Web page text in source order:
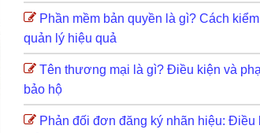
Phần mềm bản quyền là gì? Cách
quản lý hiệu quả
Tên thương mại là gì? Điều kiện và
bảo hộ
Phản đối đơn đăng ký nhãn hiệu: Điều